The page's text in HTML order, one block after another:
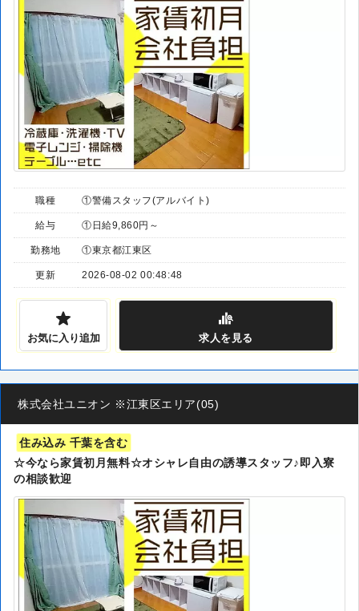
職種 ①警備スタッフ(アルバイト)
給与 ①日給9,860円～
勤務地 ①東京都江東区
更新 2026-08-02 00:48:48
お気に入り追加 求人を見る
株式会社ユニオン ※江東区エリア(05)
住み込み 千葉を含む
☆今なら家賃初月無料☆オシャレ自由の誘導スタッフ♪即入寮
の相談歓迎